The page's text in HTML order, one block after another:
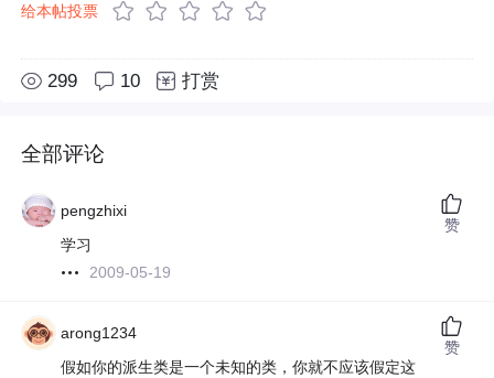
给本帖投票
299 10 打赏
全部评论
pengzhixi
学习
2009-05-19
赞
arong1234
假如你的派生类是一个未知的类，你就不应该假定这
赞